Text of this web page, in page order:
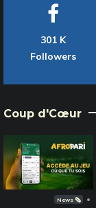
301 K
Followers
Coup d'Cœur
News 🗞️